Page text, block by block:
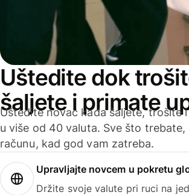
Uštedite dok
šaljete i primate
Uštedite novac kada šaljete, trošite
u više od 40 valuta. Sve što trebate,
računu, kad god vam zatreba.
Upravljajte novcem u pokretu
Držite svoje valute pri ruci na